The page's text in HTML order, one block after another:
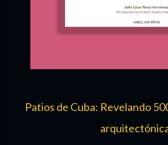
Patios de Cuba: Revelando